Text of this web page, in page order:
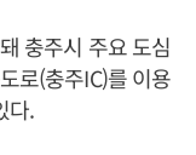
충주시 주요 도심
로(충주IC)를 이용
다.